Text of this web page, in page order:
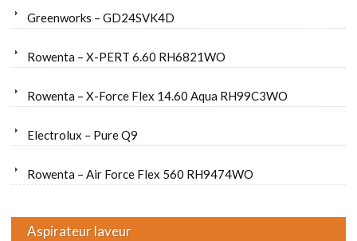
Greenworks – GD24SVK4D
Rowenta – X-PERT 6.60 RH6821WO
Rowenta – X-Force Flex 14.60 Aqua RH99C3WO
Electrolux – Pure Q9
Rowenta – Air Force Flex 560 RH9474WO
Aspirateur laveur